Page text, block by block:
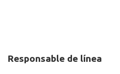
Responsable de línea